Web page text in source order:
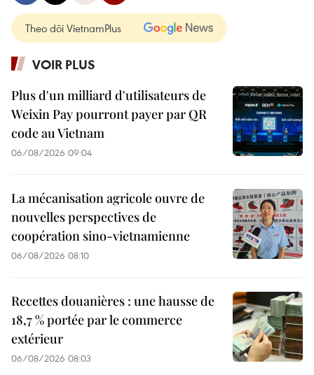
Theo dõi VietnamPlus
VOIR PLUS
Plus d'un milliard d'utilisateurs de
Weixin Pay pourront payer par QR
code au Vietnam
06/08/2026 09:04
La mécanisation agricole ouvre de
nouvelles perspectives de
coopération sino-vietnamienne
06/08/2026 08:10
Recettes douanières : une hausse de
18,7 % portée par le commerce
extérieur
06/08/2026 08:03